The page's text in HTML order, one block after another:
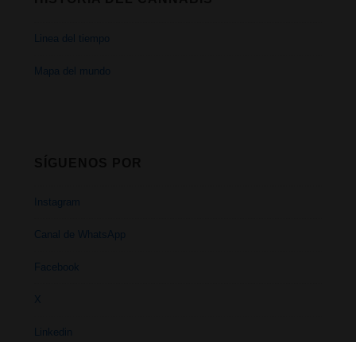
Linea del tiempo
Mapa del mundo
Instagram
Canal de WhatsApp
Facebook
X
Linkedin